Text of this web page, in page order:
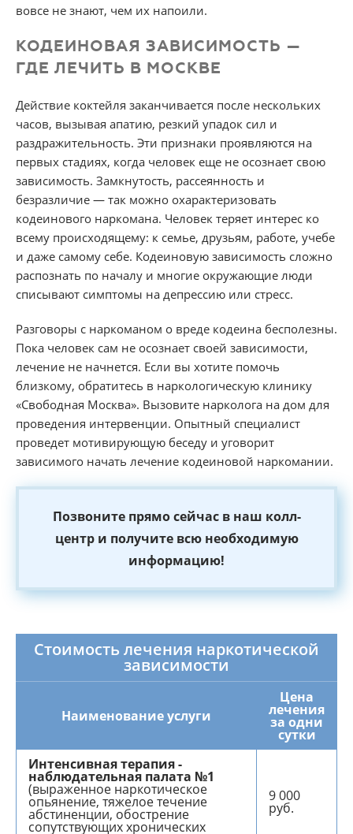
вовсе не знают, чем их напоили.
КОДЕИНОВАЯ ЗАВИСИМОСТЬ —
ГДЕ ЛЕЧИТЬ В МОСКВЕ
Действие коктейля заканчивается после нескольких
часов, вызывая апатию, резкий упадок сил и
раздражительность. Эти признаки проявляются на
первых стадиях, когда человек еще не осознает свою
зависимость. Замкнутость, рассеянность и
безразличие — так можно охарактеризовать
кодеинового наркомана. Человек теряет интерес ко
всему происходящему: к семье, друзьям, работе, учебе
и даже самому себе. Кодеиновую зависимость сложно
распознать по началу и многие окружающие люди
списывают симптомы на депрессию или стресс.
Разговоры с наркоманом о вреде кодеина бесполезны.
Пока человек сам не осознает своей зависимости,
лечение не начнется. Если вы хотите помочь
близкому, обратитесь в наркологическую клинику
«Свободная Москва». Вызовите нарколога на дом для
проведения интервенции. Опытный специалист
проведет мотивирующую беседу и уговорит
зависимого начать лечение кодеиновой наркомании.
Позвоните прямо сейчас в наш колл-
центр и получите всю необходимую
информацию!
Стоимость лечения наркотической
зависимости
Наименование услуги
Цена
лечения
за одни
сутки
Интенсивная терапия -
наблюдательная палата №1
(выраженное наркотическое
опьянение, тяжелое течение
абстиненции, обострение
сопутствующих хронических
9 000
руб.